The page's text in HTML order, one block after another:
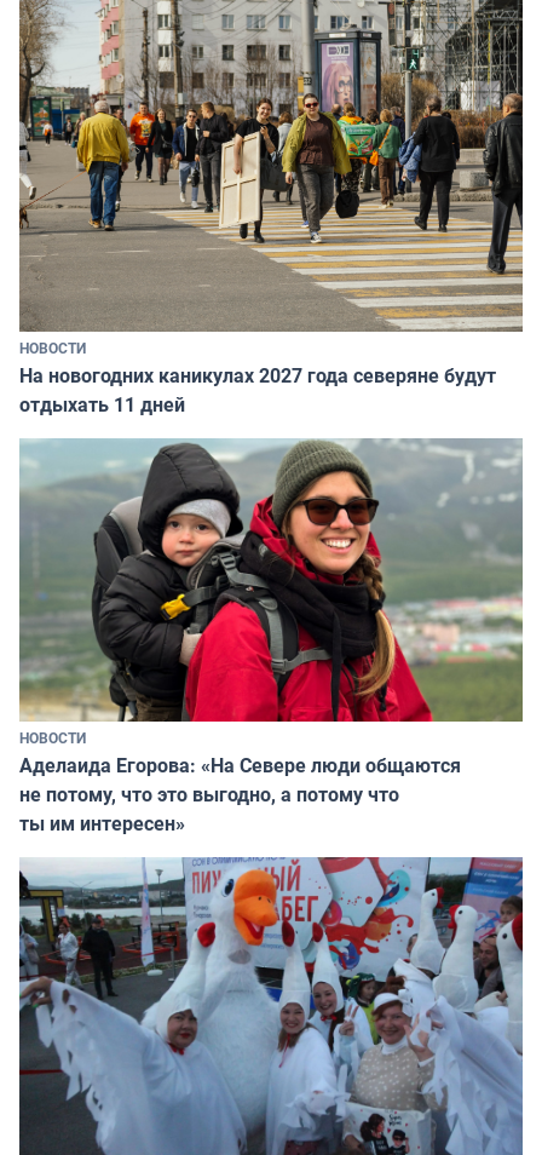
НОВОСТИ
На новогодних каникулах 2027 года северяне будут
отдыхать 11 дней
НОВОСТИ
Аделаида Егорова: «На Севере люди общаются
не потому, что это выгодно, а потому что
ты им интересен»